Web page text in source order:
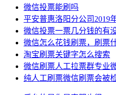
微信投票能刷吗
平安普惠洛阳分公司2019
微信投票一票几分钱的有
微信怎么花钱刷票，刷票
淘宝刷票关键字怎么搜索
微信刷票人工拉票群专业
纯人工刷票微信刷票会被